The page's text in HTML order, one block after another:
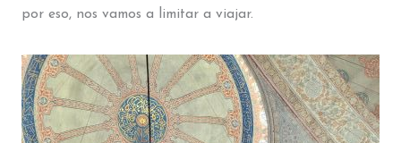
por eso, nos vamos a limitar a viajar.